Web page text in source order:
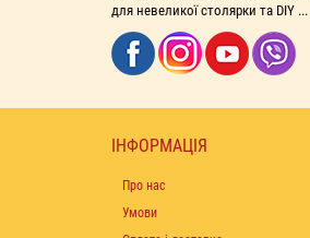
для невеликої столярки та DIY ...
ІНФОРМАЦІЯ
Про нас
Умови